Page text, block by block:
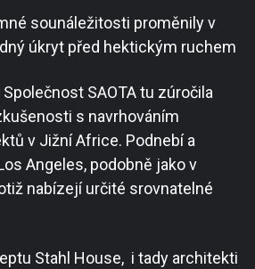
sounáležitosti proměnily v
úkryt před hektickým ruchem
SAOTA tu zúročila
s navrhováním
v Jižní Africe. Podnebí a
Angeles, podobně jako v
nabízejí určité srovnatelné
Stahl House, i tady architekti